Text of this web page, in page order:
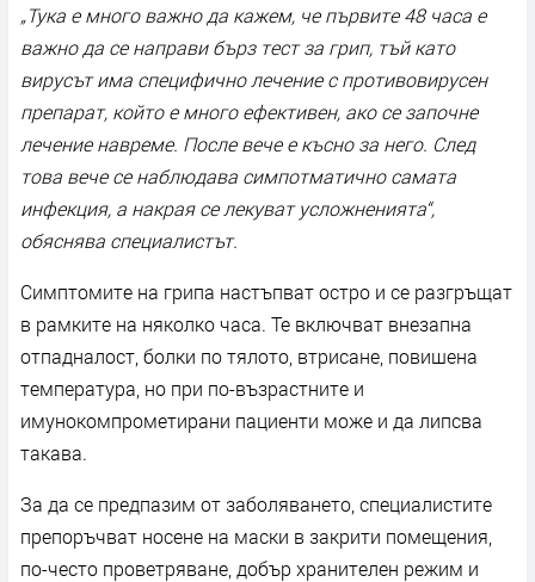
„Тука е много важно да кажем, че първите 48 часа е
важно да се направи бърз тест за грип, тъй като
вирусът има специфично лечение с противовирусен
препарат, който е много ефективен, ако се започне
лечение навреме. После вече е късно за него. След
това вече се наблюдава симпотматично самата
инфекция, а накрая се лекуват усложненията“,
обяснява специалистът.
Симптомите на грипа настъпват остро и се разгръщат
в рамките на няколко часа. Те включват внезапна
отпадналост, болки по тялото, втрисане, повишена
температура, но при по-възрастните и
имунокомпрометирани пациенти може и да липсва
такава.
За да се предпазим от заболяването, специалистите
препоръчват носене на маски в закрити помещения,
по-често проветряване, добър хранителен режим и